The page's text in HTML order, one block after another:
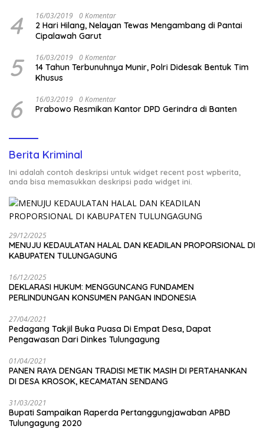
4 16/03/2019 0 Komentar
2 Hari Hilang, Nelayan Tewas Mengambang di Pantai
Cipalawah Garut
5 16/03/2019 0 Komentar
14 Tahun Terbunuhnya Munir, Polri Didesak Bentuk Tim
Khusus
6 16/03/2019 0 Komentar
Prabowo Resmikan Kantor DPD Gerindra di Banten
Berita Kriminal
Ini adalah contoh deskripsi untuk widget recent post wpberita,
anda bisa memasukkan deskripsi pada widget ini.
29/12/2025
MENUJU KEDAULATAN HALAL DAN KEADILAN PROPORSIONAL DI
KABUPATEN TULUNGAGUNG
16/12/2025
DEKLARASI HUKUM: MENGGUNCANG FUNDAMEN
PERLINDUNGAN KONSUMEN PANGAN INDONESIA
27/04/2021
Pedagang Takjil Buka Puasa Di Empat Desa, Dapat
Pengawasan Dari Dinkes Tulungagung
01/04/2021
PANEN RAYA DENGAN TRADISI METIK MASIH DI PERTAHANKAN
DI DESA KROSOK, KECAMATAN SENDANG
31/03/2021
Bupati Sampaikan Raperda Pertanggungjawaban APBD
Tulungagung 2020